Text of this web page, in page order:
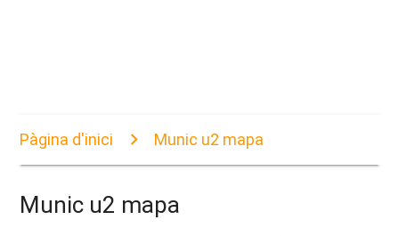
Pàgina d'inici Munic u2 mapa
Munic u2 mapa